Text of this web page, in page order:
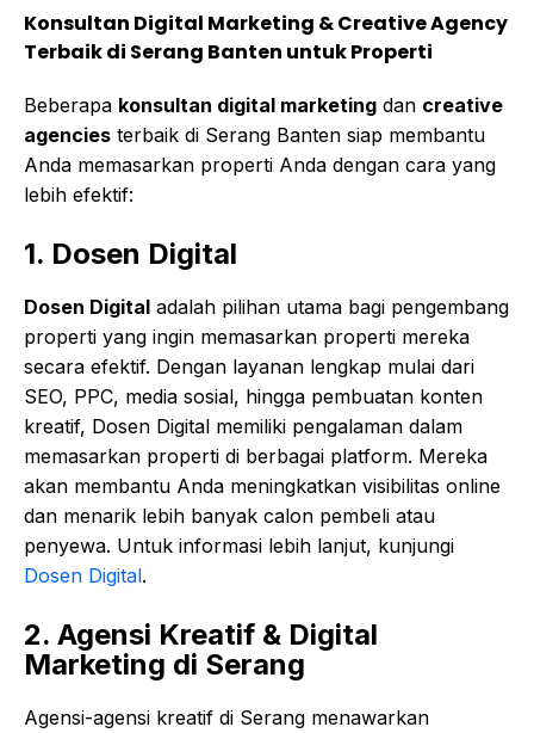
Konsultan Digital Marketing & Creative Agency
Terbaik di Serang Banten untuk Properti
Beberapa konsultan digital marketing dan creative
agencies terbaik di Serang Banten siap membantu
Anda memasarkan properti Anda dengan cara yang
lebih efektif:
1. Dosen Digital
Dosen Digital adalah pilihan utama bagi pengembang
properti yang ingin memasarkan properti mereka
secara efektif. Dengan layanan lengkap mulai dari
SEO, PPC, media sosial, hingga pembuatan konten
kreatif, Dosen Digital memiliki pengalaman dalam
memasarkan properti di berbagai platform. Mereka
akan membantu Anda meningkatkan visibilitas online
dan menarik lebih banyak calon pembeli atau
penyewa. Untuk informasi lebih lanjut, kunjungi
Dosen Digital.
2. Agensi Kreatif & Digital
Marketing di Serang
Agensi-agensi kreatif di Serang menawarkan